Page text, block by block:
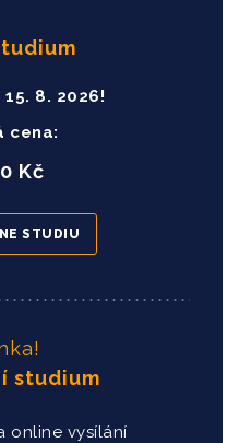
15. 8. 2026!
cena:
Kč
STUDIU
studium
online vysílání